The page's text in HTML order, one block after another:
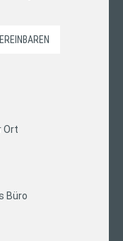
Ort
Büro